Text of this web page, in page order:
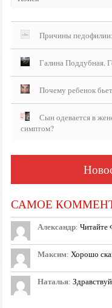
Причины
Галина Поддубная.
Почему ребенок
Сын одевается в
симптом?
САМОЕ
Александр: Читайте
Максим: Хорошо
Наталья: